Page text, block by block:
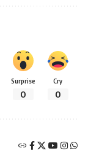
Surprise
0
Cry
0